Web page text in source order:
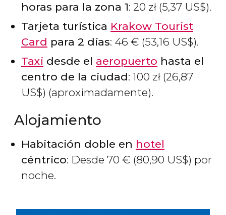
horas para la zona 1: 20 zł (5,37 US$).
Tarjeta turística Krakow Tourist
Card para 2 días: 46 € (53,16 US$).
Taxi desde el aeropuerto hasta el
centro de la ciudad: 100 zł (26,87
US$) (aproximadamente).
Alojamiento
Habitación doble en hotel
céntrico: Desde 70 € (80,90 US$) por
noche.